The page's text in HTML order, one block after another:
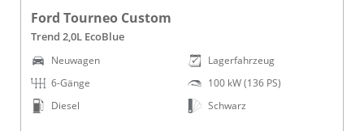
Ford Tourneo Custom
Trend 2,0L EcoBlue
Neuwagen
6-Gänge
Diesel
Lagerfahrzeug
100 kW (136 PS)
Schwarz